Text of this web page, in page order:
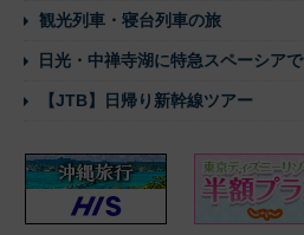
観光列車・寝台列車の旅
日光・中禅寺湖に特急スペーシアで
【JTB】日帰り新幹線ツアー